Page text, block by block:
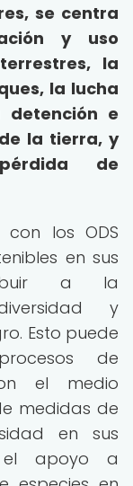
se centra
y uso
la
la lucha
detención e
la tierra, y
de
con los ODS
en sus
a la
y
Esto puede
de
el medio
medidas de
en sus
el apoyo a